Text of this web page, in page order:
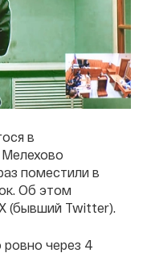
в
поместили в
Об этом
(бывший Twitter).
через 4